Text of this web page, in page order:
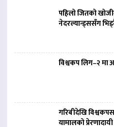
पहिलो जितको
नेदरल्यान्ड्ससँग
विश्वकप लिग–२ मा
गरिबीदेखि
यामालको प्रेरणादायी